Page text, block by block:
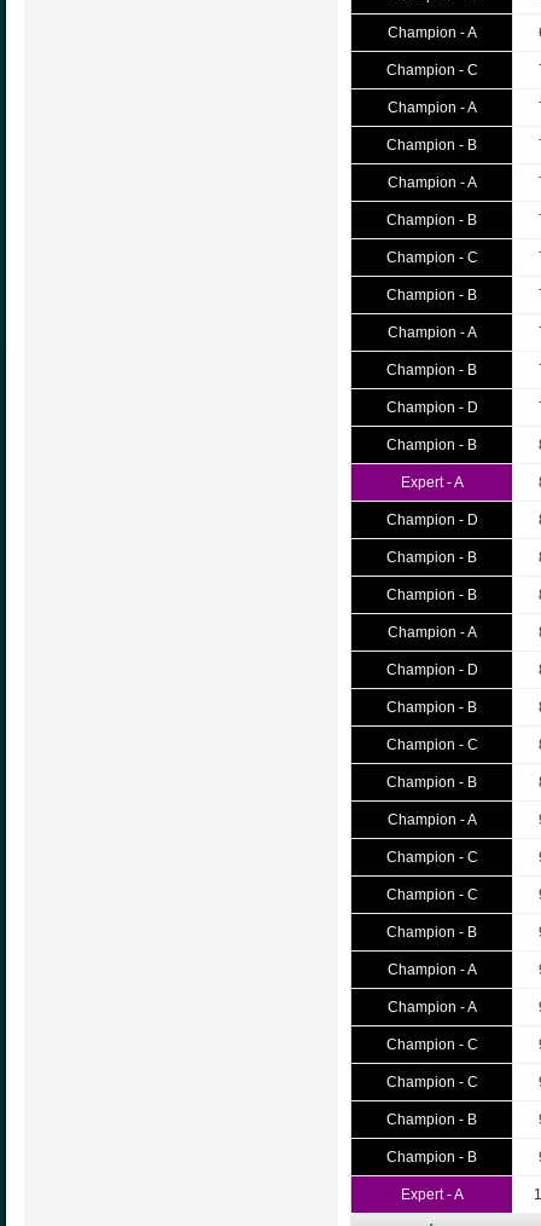
Champion - A
Champion - C
Champion - A
Champion - B
Champion - A
Champion - B
Champion - C
Champion - B
Champion - A
Champion - B
Champion - D
Champion - B
Expert - A
Champion - D
Champion - B
Champion - B
Champion - A
Champion - D
Champion - B
Champion - C
Champion - B
Champion - A
Champion - C
Champion - C
Champion - B
Champion - A
Champion - A
Champion - C
Champion - C
Champion - B
Champion - B
Expert - A